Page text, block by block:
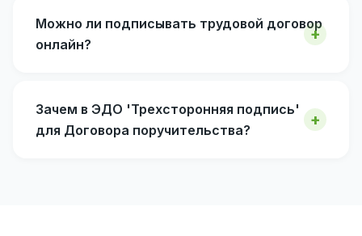
Можно ли подписывать трудовой договор
онлайн?
Зачем в ЭДО 'Трехсторонняя подпись'
для Договора поручительства?